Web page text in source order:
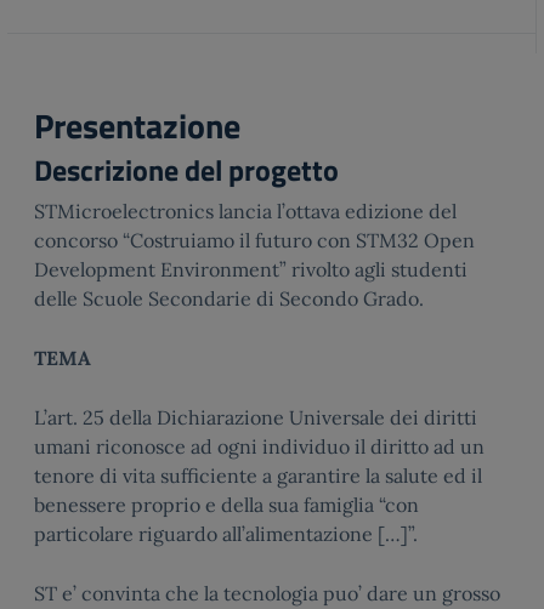
Presentazione
Descrizione del progetto
STMicroelectronics lancia l’ottava edizione del
concorso “Costruiamo il futuro con STM32 Open
Development Environment” rivolto agli studenti
delle Scuole Secondarie di Secondo Grado.
TEMA
L’art. 25 della Dichiarazione Universale dei diritti
umani riconosce ad ogni individuo il diritto ad un
tenore di vita sufficiente a garantire la salute ed il
benessere proprio e della sua famiglia “con
particolare riguardo all’alimentazione […]”.
ST e’ convinta che la tecnologia puo’ dare un grosso